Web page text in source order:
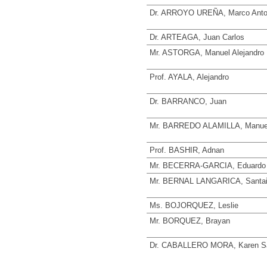
Dr. ARROYO UREÑA, Marco
Dr. ARTEAGA, Juan Carlos
Mr. ASTORGA, Manuel Alejandro
Prof. AYALA, Alejandro
Dr. BARRANCO, Juan
Mr. BARREDO ALAMILLA,
Prof. BASHIR, Adnan
Mr. BECERRA-GARCIA, Eduardo
Mr. BERNAL LANGARICA,
Ms. BOJORQUEZ, Leslie
Mr. BORQUEZ, Brayan
Dr. CABALLERO MORA, Karen